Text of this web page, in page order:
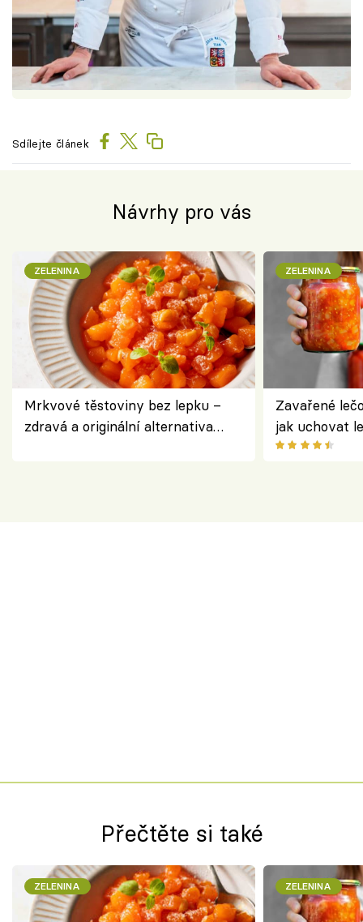
Sdílejte článek
Návrhy pro vás
ZELENINA
Mrkvové těstoviny bez lepku –
zdravá a originální alternativa
ZELENINA
Zavařené
jak uchovat
Přečtěte si také
ZELENINA ZELENINA